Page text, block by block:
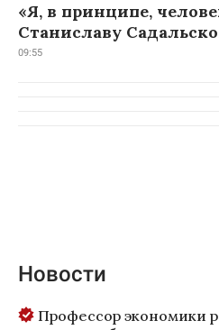
«Я, в принципе,
Станиславу
09:55
Новости
Профессор экономики